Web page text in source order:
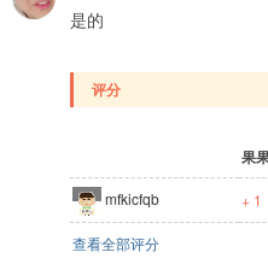
是的
评分
果
mfkicfqb + 1
查看全部评分